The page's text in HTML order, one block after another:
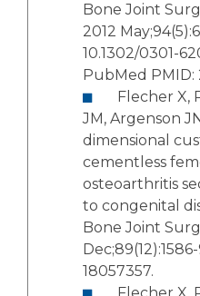
Bone Joint
2012
10.1302/0301-
PubMed PMID:
JM, Argenson
dimensional
cementless femoral stem for
osteoarthritis
to congenital
Bone Joint Surg Br. 2007
18057357.